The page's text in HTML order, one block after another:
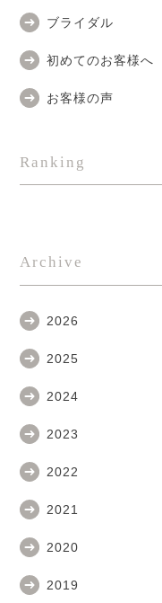
ブライダル
初めてのお客様へ
お客様の声
Ranking
Archive
2026
2025
2024
2023
2022
2021
2020
2019